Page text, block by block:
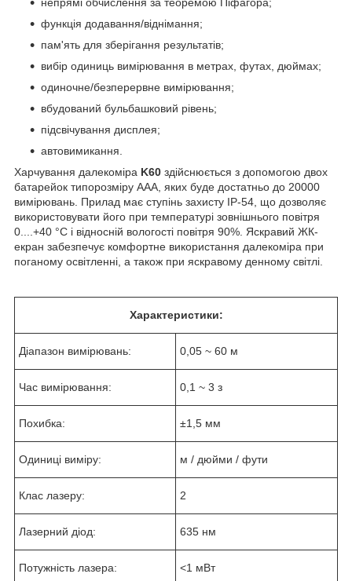
функція додавання/віднімання;
пам'ять для зберігання результатів;
вибір одиниць вимірювання в метрах, футах, дюймах;
одиночне/безперервне вимірювання;
вбудований бульбашковий рівень;
підсвічування дисплея;
автовимикання.
Харчування далекоміра K60 здійснюється з допомогою двох
батарейок типорозміру ААА, яких буде достатньо до 20000
вимірювань. Прилад має ступінь захисту IP-54, що дозволяє
використовувати його при температурі зовнішнього повітря
0....+40 °С і відносній вологості повітря 90%. Яскравий ЖК-
екран забезпечує комфортне використання далекоміра при
поганому освітленні, а також при яскравому денному світлі.
Характеристики:
Діапазон вимірювань: 0,05 ~ 60 м
Час вимірювання: 0,1 ~ 3 з
Похибка: ±1,5 мм
Одиниці виміру: м / дюйми / фути
Клас лазеру: 2
Лазерний діод: 635 нм
Потужність лазера: <1 мВт